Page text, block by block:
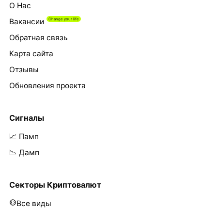
О Нас
Вакансии
Обратная связь
Карта сайта
Отзывы
Обновления проекта
Сигналы
📈 Памп
📉 Дамп
Секторы Криптовалют
Все виды